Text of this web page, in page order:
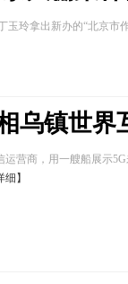
玲拿出新办的“北京市
乌镇世界
营商，用一艘船展示5G
细】